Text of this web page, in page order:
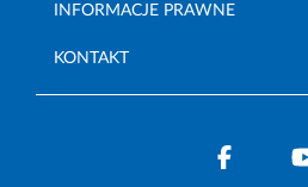
INFORMACJE PRAWNE
KONTAKT